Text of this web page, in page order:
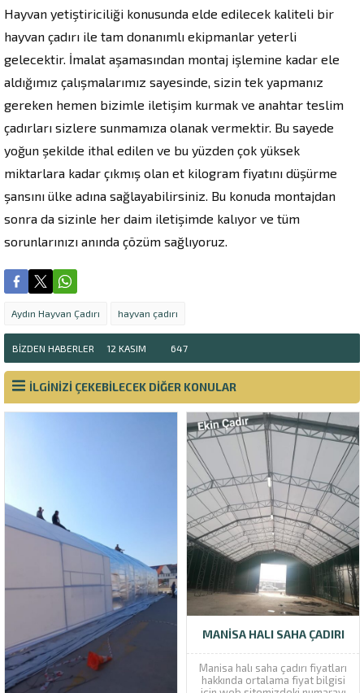
Hayvan yetiştiriciliği konusunda elde edilecek kaliteli bir
hayvan çadırı ile tam donanımlı ekipmanlar yeterli
gelecektir. İmalat aşamasından montaj işlemine kadar ele
aldığımız çalışmalarımız sayesinde, sizin tek yapmanız
gereken hemen bizimle iletişim kurmak ve anahtar teslim
çadırları sizlere sunmamıza olanak vermektir. Bu sayede
yoğun şekilde ithal edilen ve bu yüzden çok yüksek
miktarlara kadar çıkmış olan et kilogram fiyatını düşürme
şansını ülke adına sağlayabilirsiniz. Bu konuda montajdan
sonra da sizinle her daim iletişimde kalıyor ve tüm
sorunlarınızı anında çözüm sağlıyoruz.
Aydın Hayvan Çadırı hayvan çadırı
BIZDEN HABERLER 12 KASIM 647
İLGİNİZİ ÇEKEBİLECEK DİĞER KONULAR
MANISA HALI SAHA ÇADIRI
Manisa halı saha çadırı fiyatları
hakkında ortalama fiyat bilgisi